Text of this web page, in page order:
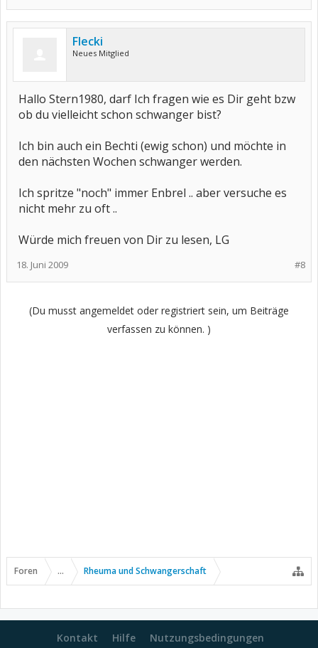
Flecki
Neues Mitglied
Hallo Stern1980, darf Ich fragen wie es Dir geht bzw
ob du vielleicht schon schwanger bist?
Ich bin auch ein Bechti (ewig schon) und möchte in
den nächsten Wochen schwanger werden.
Ich spritze "noch" immer Enbrel .. aber versuche es
nicht mehr zu oft ..
Würde mich freuen von Dir zu lesen, LG
#8
18. Juni 2009
(Du musst angemeldet oder registriert sein, um Beiträge
verfassen zu können. )
Foren ... Rheuma und Schwangerschaft
Kontakt Hilfe Nutzungsbedingungen